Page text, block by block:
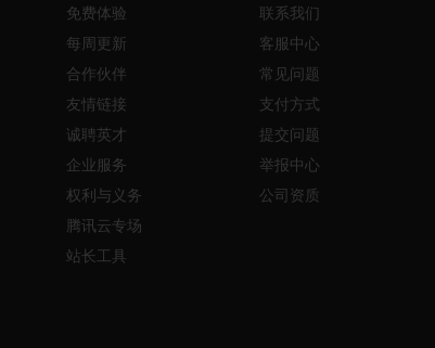
免费体验
每周更新
合作伙伴
友情链接
诚聘英才
企业服务
权利与义务
腾讯云专场
站长工具
联系我们
客服中心
常见问题
支付方式
提交问题
举报中心
公司资质